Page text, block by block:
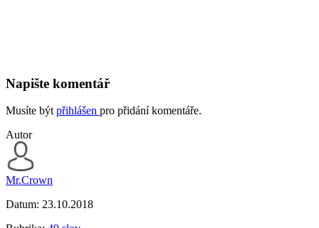
Napište komentář
Musíte být přihlášen pro přidání komentáře.
Autor
Mr.Crown
Datum: 23.10.2018